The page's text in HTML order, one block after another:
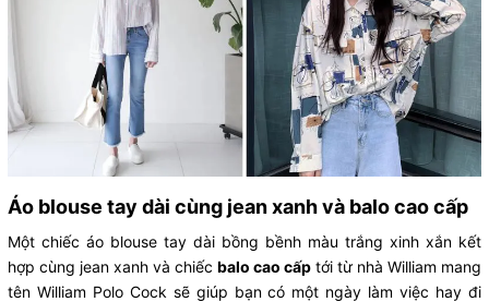
Áo blouse tay dài cùng jean xanh và balo cao cấp
Một chiếc áo blouse tay dài bồng bềnh màu trắng xinh xắn kết
hợp cùng jean xanh và chiếc balo cao cấp tới từ nhà William mang
tên William Polo Cock sẽ giúp bạn có một ngày làm việc hay đi